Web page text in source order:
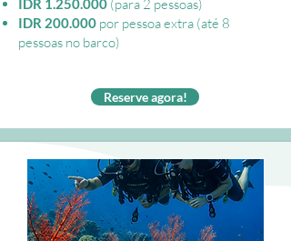
IDR 1.250.000 (para 2 pessoas)
IDR 200.000 por pessoa extra (até 8
pessoas no barco)
Reserve agora!